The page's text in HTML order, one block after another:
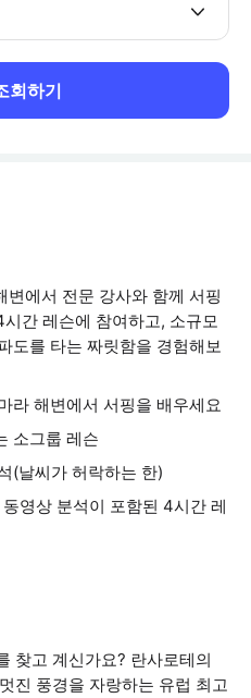
회하기
변에서 전문 강사와 함께 서핑
간 레슨에 참여하고, 소규모
도를 타는 짜릿함을 경험해보
라 해변에서 서핑을 배우세요
소그룹 레슨
(날씨가 허락하는 한)
영상 분석이 포함된 4시간 레
찾고 계신가요? 란사로테의
진 풍경을 자랑하는 유럽 최고